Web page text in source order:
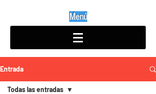
Menú
Entrada
Todas las entradas